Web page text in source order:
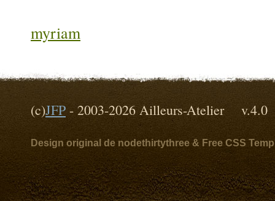
myriam
(c)JFP - 2003-2026 Ailleurs-Atelier
Design original de nodethirtythree & Free CSS